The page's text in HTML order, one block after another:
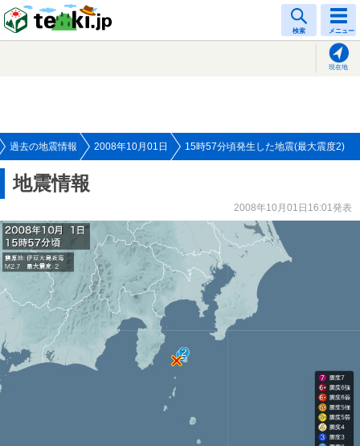
検索 メニュー
現在地
過去の地震情報 2008年10月01日 15時57分頃発生した地震(最大震度2)
地震情報
2008年10月01日16:01発表